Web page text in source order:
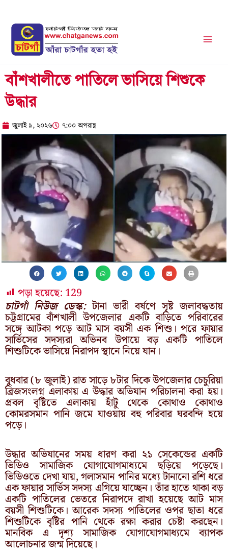
content
বাঁশখালীতে পাতিলে ভাসিয়ে শিশুকে
উদ্ধার
জুলাই ৯, ২০২৬ ৭:০০ অপরাহ্ণ
পড়া হয়েছে: 129
চাটগাঁ নিউজ ডেস্ক:টানা ভারী বর্ষণে সৃষ্ট জলাবদ্ধতায়
চট্টগ্রামের বাঁশখালী উপজেলার একটি বাড়িতে পরিবারের
সঙ্গে আটকা পড়ে আট মাস বয়সী এক শিশু। পরে ফায়ার
সার্ভিসের সদস্যরা অভিনব উপায়ে বড় একটি পাতিলে
শিশুটিকে ভাসিয়ে নিরাপদ স্থানে নিয়ে যান।
বুধবার (৮ জুলাই) রাত সাড়ে ৮টার দিকে উপজেলার চেচুরিয়া
ব্রিজসংলগ্ন এলাকায় এ উদ্ধার অভিযান পরিচালনা করা হয়।
প্রবল বৃষ্টিতে এলাকায় হাঁটু থেকে কোথাও কোথাও
কোমরসমান পানি জমে যাওয়ায় বহু পরিবার ঘরবন্দি হয়ে
পড়ে।
উদ্ধার অভিযানের সময় ধারণ করা ২১ সেকেন্ডের একটি
ভিডিও সামাজিক যোগাযোগমাধ্যমে ছড়িয়ে পড়েছে।
ভিডিওতে দেখা যায়, গলাসমান পানির মধ্যে টানানো রশি ধরে
এক ফায়ার সার্ভিস সদস্য এগিয়ে যাচ্ছেন। তাঁর হাতে থাকা বড়
একটি পাতিলের ভেতরে নিরাপদে রাখা হয়েছে আট মাস
বয়সী শিশুটিকে। আরেক সদস্য পাতিলের ওপর ছাতা ধরে
শিশুটিকে বৃষ্টির পানি থেকে রক্ষা করার চেষ্টা করছেন।
মানবিক এ দৃশ্য সামাজিক যোগাযোগমাধ্যমে ব্যাপক
আলোচনার জন্ম দিয়েছে।